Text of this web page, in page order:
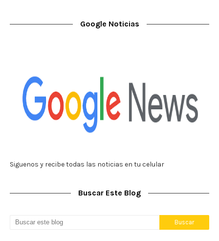
Google Noticias
Siguenos y recibe todas las noticias en tu celular
Buscar Este Blog